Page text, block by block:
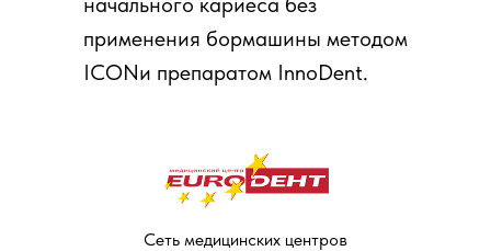
применения бормашины методом
ICONи препаратом InnoDent.
Сеть медицинских центров